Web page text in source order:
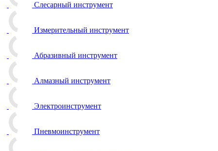
Слесарный инструмент
Измерительный инструмент
Абразивный инструмент
Алмазный инструмент
Электроинструмент
Пневмоинструмент